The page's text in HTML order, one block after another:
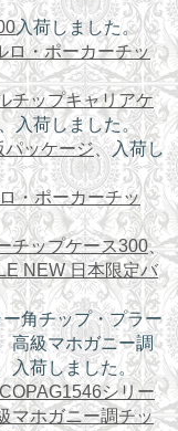
入荷しました。
ロ・ポーカーチッ
チップキャリアケ
入荷しました。
パッケージ、入荷し
・ポーカーチッ
チップケース300、
NEW 日本限定バ
角チップ・プラー
高級マホガニー調
入荷しました。
COPAG1546シリー
マホガニー調チッ